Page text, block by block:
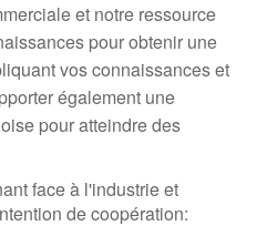
et notre ressource
pour obtenir une
vos connaissances et
également une
pour atteindre des
face à l'industrie et
de coopération: